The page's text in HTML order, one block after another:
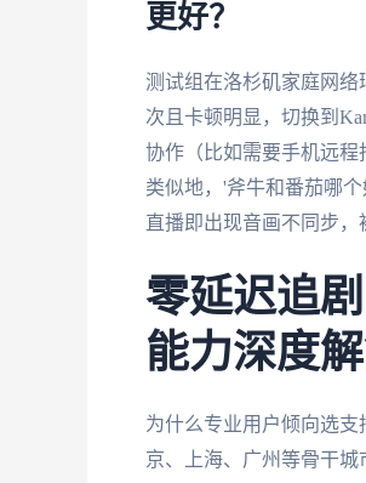
更好？
测试组在洛杉矶家庭网络
次且卡顿明显，切换到
协作（比如需要手机远程
类似地，'斧牛和番茄哪
直播即出现音画不同步，
零延迟追
能力深度
为什么专业用户倾向选
京、上海、广州等骨干